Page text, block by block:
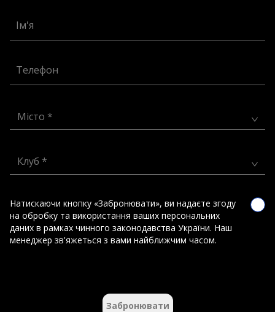
Ім'я
Телефон
Місто *
Клуб *
Натискаючи кнопку «Забронювати», ви надаєте згоду
на обробку та використання ваших персональних
даних в рамках чинного законодавства України. Наш
менеджер зв'яжеться з вами найближчим часом.
Забронювати